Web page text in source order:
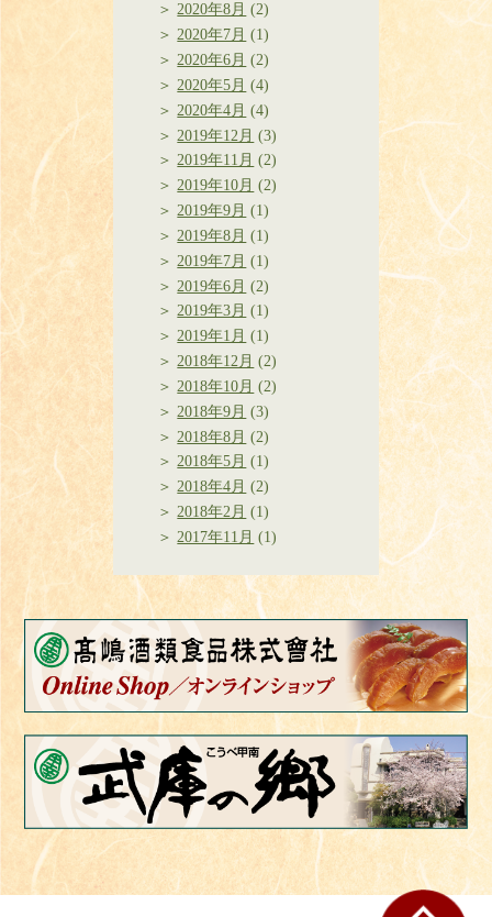
2020年8月 (2)
2020年7月 (1)
2020年6月 (2)
2020年5月 (4)
2020年4月 (4)
2019年12月 (3)
2019年11月 (2)
2019年10月 (2)
2019年9月 (1)
2019年8月 (1)
2019年7月 (1)
2019年6月 (2)
2019年3月 (1)
2019年1月 (1)
2018年12月 (2)
2018年10月 (2)
2018年9月 (3)
2018年8月 (2)
2018年5月 (1)
2018年4月 (2)
2018年2月 (1)
2017年11月 (1)